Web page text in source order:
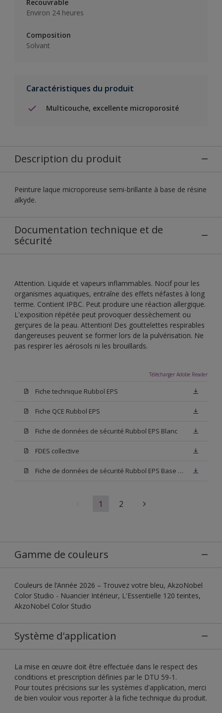
Recouvrable
Environ 24 heures
Composition
Solvant
Caractéristiques du produit
Multicouche, excellente microporosité
Description du produit
Peinture laque microporeuse semi-brillante à base de résine
alkyde.
Documentation technique et de
sécurité
Attention. Liquide et vapeurs inflammables. Nocif pour les
organismes aquatiques, entraîne des effets néfastes à long
terme. Contient IPBC. Peut produire une réaction allergique.
L'exposition répétée peut provoquer dessèchement ou
gerçures de la peau. Attention! Des gouttelettes respirables
dangereuses peuvent se former lors de la pulvérisation. Ne
pas respirer les aérosols ni les brouillards.
Télécharger Adobe Reader
Fiche technique Rubbol EPS
Fiche QCE Rubbol EPS
Fiche de données de sécurité Rubbol EPS Blanc
FDES collective
Fiche de données de sécurité Rubbol EPS Base N00
1 2
Gamme de couleurs
Couleurs de l’Année 2026 – Trouvez votre bleu, AkzoNobel
Color Studio - Nuancier Intérieur, L'Essentielle 120 teintes,
AkzoNobel Color Studio
Système d'application
La mise en œuvre doit être effectuée dans le respect des
conditions et prescription définies par le DTU 59-1.
Pour toutes précisions sur les systèmes d'application, merci
de bien vouloir vous reporter à la fiche technique du produit.